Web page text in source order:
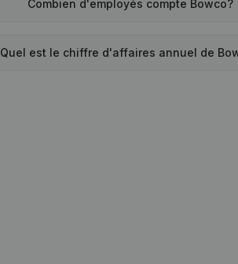
Combien d'employés compte Bowco?
Quel est le chiffre d'affaires annuel de